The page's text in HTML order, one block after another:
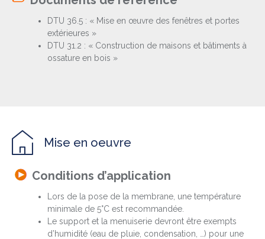
DTU 36.5 : « Mise en œuvre des fenêtres et portes
extérieures »
DTU 31.2 : « Construction de maisons et bâtiments à
ossature en bois »
Mise en oeuvre
Conditions d’application
Lors de la pose de la membrane, une température
minimale de 5°C est recommandée.
Le support et la menuiserie devront être exempts
d’humidité (eau de pluie, condensation, …) pour une